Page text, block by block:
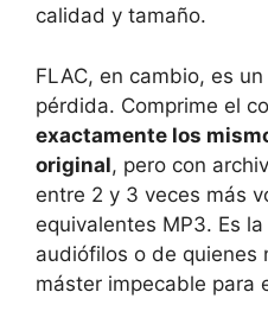
calidad y tamaño.
FLAC, en cambio, es
pérdida. Comprime el
exactamente los
original, pero con
entre 2 y 3 veces más
equivalentes MP3. Es
audiófilos o de quienes
máster impecable para